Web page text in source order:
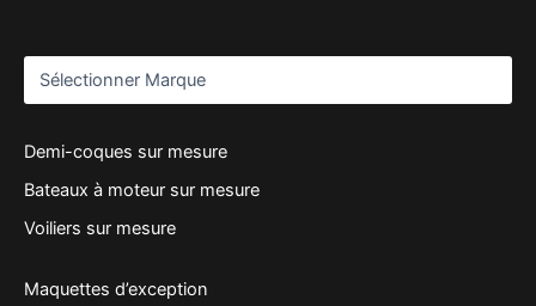
Demi-coques sur mesure
Bateaux à moteur sur mesure
Voiliers sur mesure
Maquettes d’exception